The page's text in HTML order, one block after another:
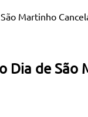
Martinho
Dia de São